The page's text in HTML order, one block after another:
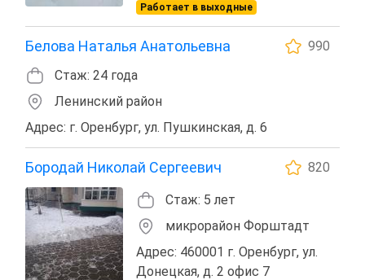
Работает в выходные
Белова Наталья Анатольевна
990
Стаж: 24 года
Ленинский район
Адрес: г. Оренбург, ул. Пушкинская, д. 6
Бородай Николай Сергеевич 820
Стаж: 5 лет
микрорайон Форштадт
Адрес: 460001 г. Оренбург, ул.
Донецкая, д. 2 офис 7